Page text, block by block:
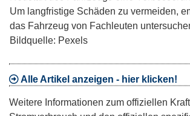
Um langfristige Schäden zu vermeiden,
das Fahrzeug von Fachleuten
Bildquelle: Pexels
Alle Artikel anzeigen - hier klicken!
Weitere Informationen zum offiziellen